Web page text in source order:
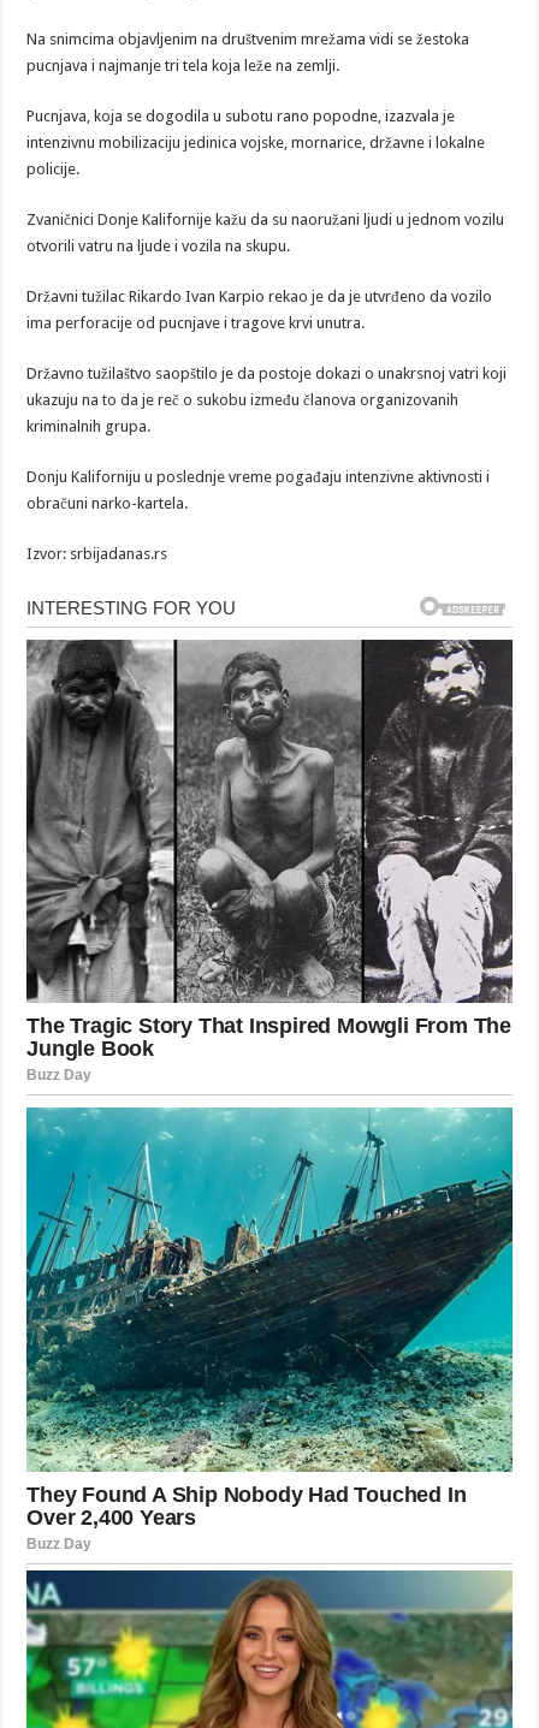
Na snimcima objavljenim na društvenim mrežama vidi se žestoka
pucnjava i najmanje tri tela koja leže na zemlji.
Pucnjava, koja se dogodila u subotu rano popodne, izazvala je
intenzivnu mobilizaciju jedinica vojske, mornarice, državne i lokalne
policije.
Zvaničnici Donje Kalifornije kažu da su naoružani ljudi u jednom vozilu
otvorili vatru na ljude i vozila na skupu.
Državni tužilac Rikardo Ivan Karpio rekao je da je utvrđeno da vozilo
ima perforacije od pucnjave i tragove krvi unutra.
Državno tužilaštvo saopštilo je da postoje dokazi o unakrsnoj vatri koji
ukazuju na to da je reč o sukobu između članova organizovanih
kriminalnih grupa.
Donju Kaliforniju u poslednje vreme pogađaju intenzivne aktivnosti i
obračuni narko-kartela.
Izvor: srbijadanas.rs